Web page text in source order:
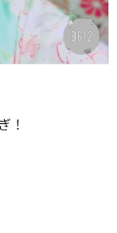
！